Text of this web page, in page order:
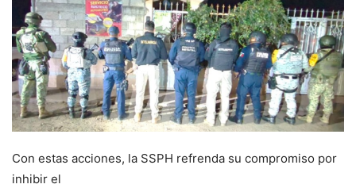
Con estas acciones, la SSPH refrenda su compromiso por
inhibir el